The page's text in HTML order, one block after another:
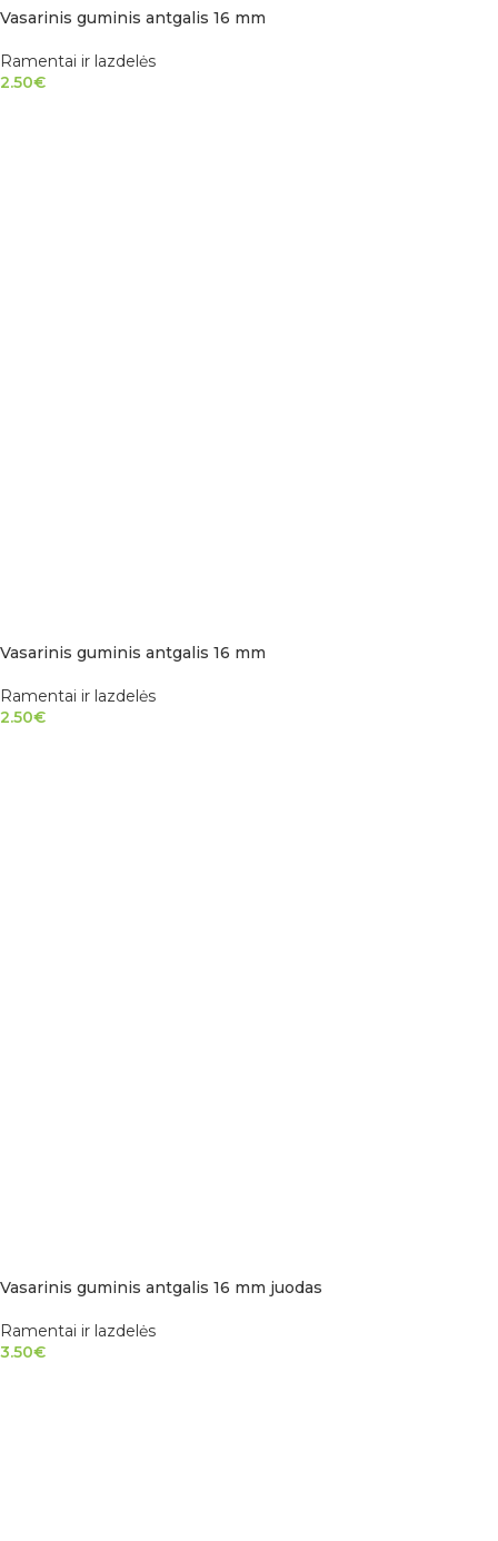
Vasarinis guminis antgalis 16 mm
Ramentai ir lazdelės
2.50€
Vasarinis guminis antgalis 16 mm
Ramentai ir lazdelės
2.50€
Vasarinis guminis antgalis 16 mm juodas
Ramentai ir lazdelės
3.50€